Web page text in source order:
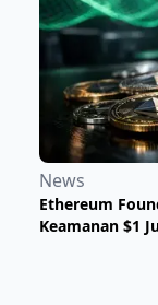
News
Ethereum
Keamanan $1